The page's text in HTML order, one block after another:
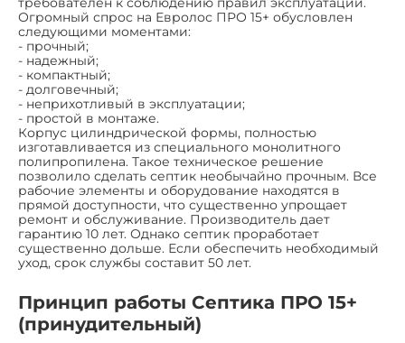
Огромный спрос на Евролос ПРО 15+ обусловлен
следующими моментами:
- прочный;
- надежный;
- компактный;
- долговечный;
- неприхотливый в эксплуатации;
- простой в монтаже.
Корпус цилиндрической формы, полностью
изготавливается из специального монолитного
полипропилена. Такое техническое решение
позволило сделать септик необычайно прочным. Все
рабочие элементы и оборудование находятся в
прямой доступности, что существенно упрощает
ремонт и обслуживание. Производитель дает
гарантию 10 лет. Однако септик проработает
существенно дольше. Если обеспечить необходимый
уход, срок службы составит 50 лет.
Принцип работы Септика ПРО 15+
(принудительный)